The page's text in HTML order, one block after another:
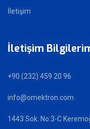
İletişim
İletişim
+90 (232) 459 20 96
info@omektron.com
1443 Sok. No:3-C